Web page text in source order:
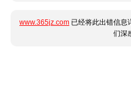
www.365jz.com 已经将此出错信息
们深